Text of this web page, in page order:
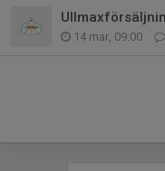
14 mar, 09:00